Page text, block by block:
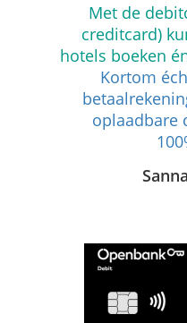
Met de
creditcard)
hotels boeken
Kortom
oplaadbare